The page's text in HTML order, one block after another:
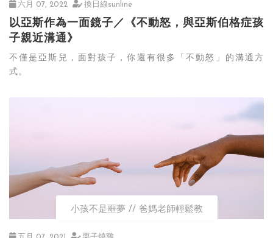
六月 07, 2022 換日線sunline
以亞斯作為一面鏡子／《不動怒，與亞斯伯格症孩
子親近溝通》
不僅是亞斯兒，面對孩子，你還有很多「不動怒」的溝通方
式。
小孩不是噩夢 爸媽老師輕鬆教